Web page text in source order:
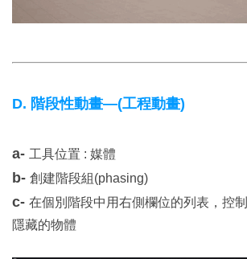
D. 階段性動畫—(工程動畫)
a- 工具位置 : 媒體
b- 創建階段組(phasing)
c- 在個別階段中用右側欄位的列表，控
隱藏的物體